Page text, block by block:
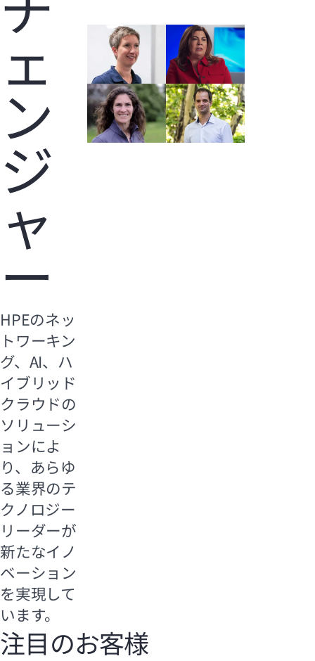
ェ
ン
ジ
ャ
ー
HPEのネッ
トワーキン
グ、AI、ハ
イブリッド
クラウドの
ソリューシ
ョンによ
り、あらゆ
る業界のテ
クノロジー
リーダーが
新たなイノ
ベーション
を実現して
います。
注目のお客様